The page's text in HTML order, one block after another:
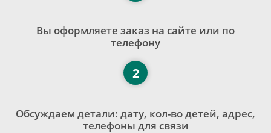
Вы оформляете заказ на сайте или по
телефону
Обсуждаем детали: дату, кол-во детей, адрес,
телефоны для связи
2